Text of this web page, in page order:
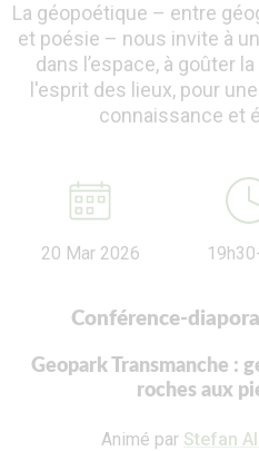
La géopoétique – entre
et poésie – nous invite à
dans l’espace, à goûter
l'esprit des lieux, pour
connaissance et
20 Mar 2026
Conférence-
Geopark Transmanche :
roches aux
Animé par Stefan